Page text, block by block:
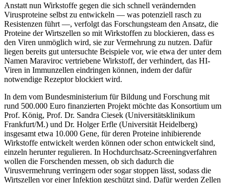
Anstatt nun Wirkstoffe gegen die sich schnell verändernden
Virusproteine selbst zu entwickeln — was potenziell rasch zu
Resistenzen führt —, verfolgt das Forschungsteam den Ansatz, die
Proteine der Wirtszellen so mit Wirkstoffen zu blockieren, dass es
den Viren unmöglich wird, sie zur Vermehrung zu nutzen. Dafür
liegen bereits gut untersuchte Beispiele vor, wie etwa der unter dem
Namen Maraviroc vertriebene Wirkstoff, der verhindert, das HI-
Viren in Immunzellen eindringen können, indem der dafür
notwendige Rezeptor blockiert wird.
In dem vom Bundesministerium für Bildung und Forschung mit
rund 500.000 Euro finanzierten Projekt möchte das Konsortium um
Prof. König, Prof. Dr. Sandra Ciesek (Universitätsklinikum
Frankfurt/M.) und Dr. Holger Erfle (Universität Heidelberg)
insgesamt etwa 10.000 Gene, für deren Proteine inhibierende
Wirkstoffe entwickelt werden können oder schon entwickelt sind,
einzeln herunter regulieren. In Hochdurchsatz-Screeningverfahren
wollen die Forschenden messen, ob sich dadurch die
Virusvermehrung verringern oder sogar stoppen lässt, sodass die
Wirtszellen vor einer Infektion geschützt sind. Dafür werden Zellen